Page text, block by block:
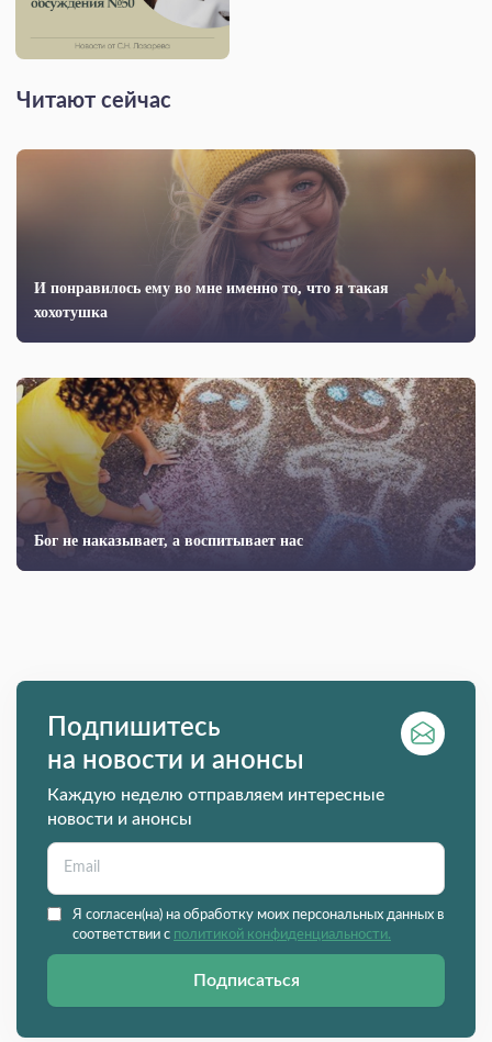
Читают сейчас
И понравилось ему во мне именно то, что я такая
хохотушка
Бог не наказывает, а воспитывает нас
Подпишитесь
на новости и анонсы
Каждую неделю отправляем интересные
новости и анонсы
Я согласен(на) на обработку моих персональных данных в
соответствии с политикой конфиденциальности.
Подписаться